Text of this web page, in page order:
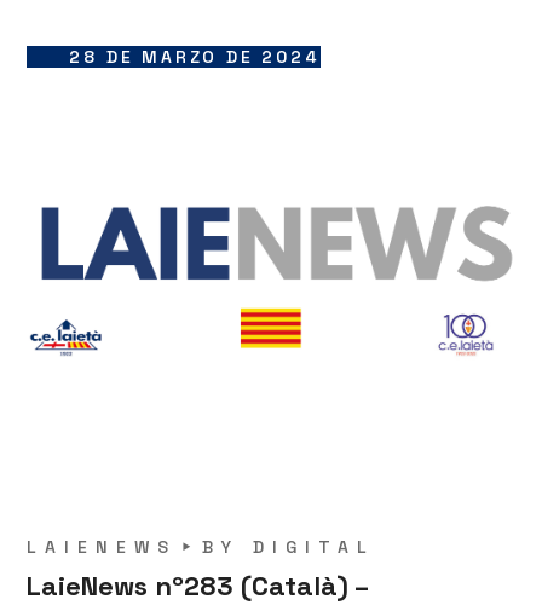
28 DE MARZO DE 2024
LAIENEWS BYDIGITAL
LaieNews nº283 (Català) –